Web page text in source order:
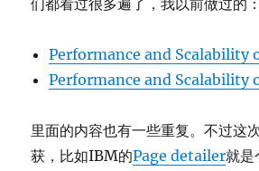
重
议
们都看过很多遍了，我以前做过的：
Performance and Scalability
Performance and Scalability
里面的内容也有一些重复。不过这
获，比如IBM的Page detailer就